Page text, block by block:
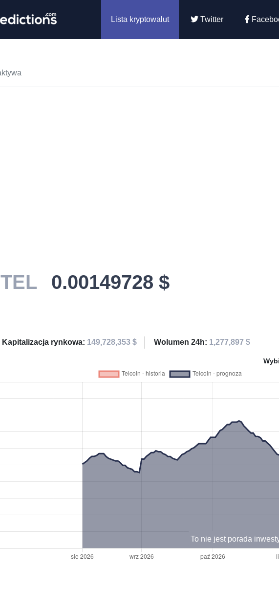
Lista kryptowalut Twitter
TEL 0.00149728 $
Kapitalizacja rynkowa: 149,728,353 $ Wolumen 24h: 1,277,897 $
To nie jest porada